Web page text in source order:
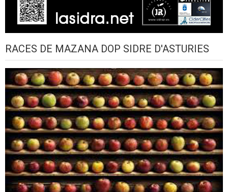
RACES DE MAZANA DOP SIDRE D'ASTURIES